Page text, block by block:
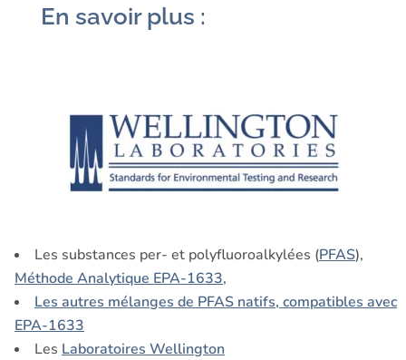
En savoir plus :
Les substances per- et polyfluoroalkylées (PFAS),
Méthode Analytique EPA-1633,
Les autres mélanges de PFAS natifs, compatibles avec
EPA-1633
Les Laboratoires Wellington